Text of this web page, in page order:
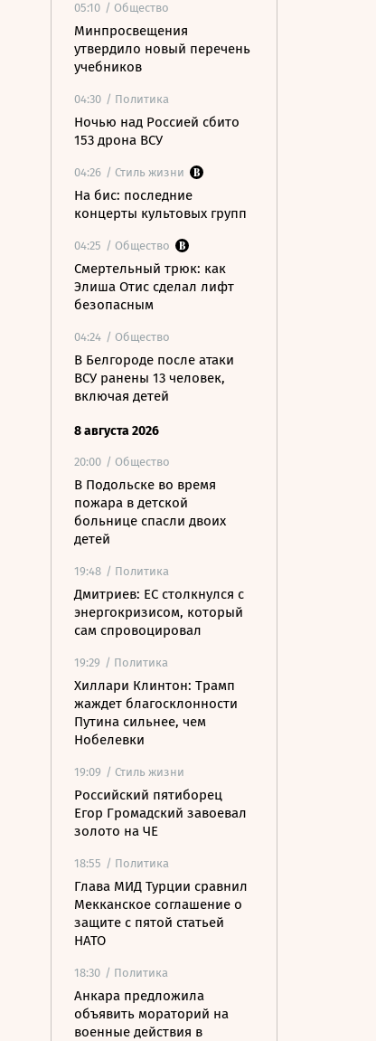
05:10 / Общество
Минпросвещения
утвердило новый перечень
учебников
04:30 / Политика
Ночью над Россией сбито
153 дрона ВСУ
04:26 / Стиль жизни
На бис: последние
концерты культовых групп
04:25 / Общество
Смертельный трюк: как
Элиша Отис сделал лифт
безопасным
04:24 / Общество
В Белгороде после атаки
ВСУ ранены 13 человек,
включая детей
8 августа 2026
20:00 / Общество
В Подольске во время
пожара в детской
больнице спасли двоих
детей
19:48 / Политика
Дмитриев: ЕС столкнулся с
энергокризисом, который
сам спровоцировал
19:29 / Политика
Хиллари Клинтон: Трамп
жаждет благосклонности
Путина сильнее, чем
Нобелевки
19:09 / Стиль жизни
Российский пятиборец
Егор Громадский завоевал
золото на ЧЕ
18:55 / Политика
Глава МИД Турции сравнил
Мекканское соглашение о
защите с пятой статьей
НАТО
18:30 / Политика
Анкара предложила
объявить мораторий на
военные действия в